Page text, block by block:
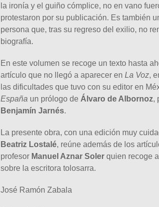
la ironía y el guiño cómplice, no en vano
protestaron por su publicación. Es también
persona que, tras su regreso del exilio, no
biografía.
En este volumen se recoge un texto hasta
artículo que no llegó a aparecer en La Voz,
las dificultades que tuvo con su editor en
España un prólogo de Álvaro de Albornoz,
Benjamín Jarnés.
La presente obra, con una edición muy
Beatriz Lostalé, reúne además de los
profesor Manuel Aznar Soler quien recoge
sobre la escritora tolosarra.
José Ramón Zabala